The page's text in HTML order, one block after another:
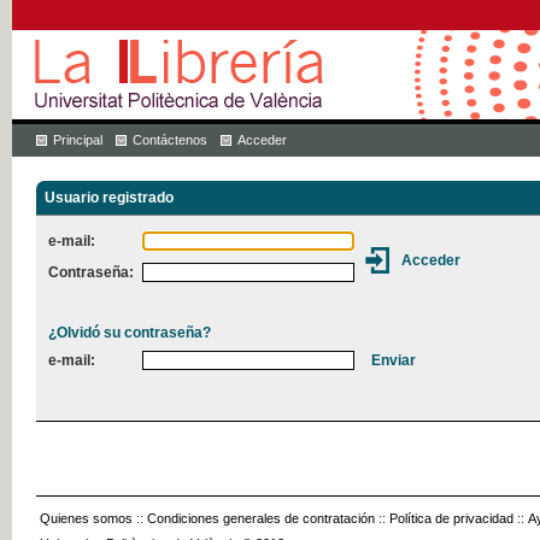
Principal Contáctenos Acceder
Usuario registrado
e-mail:
Contraseña:
¿Olvidó su contraseña?
e-mail:
Quienes somos :: Condiciones generales de contratación :: Política de privacidad ::